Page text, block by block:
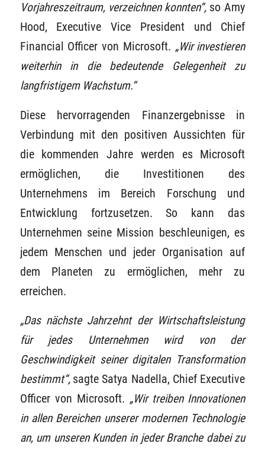
Vorjahreszeitraum, verzeichnen konnten“, so Amy
Hood, Executive Vice President und Chief
Financial Officer von Microsoft. „Wir investieren
weiterhin in die bedeutende Gelegenheit zu
langfristigem Wachstum.“
Diese hervorragenden Finanzergebnisse in
Verbindung mit den positiven Aussichten für
die kommenden Jahre werden es Microsoft
ermöglichen, die Investitionen des
Unternehmens im Bereich Forschung und
Entwicklung fortzusetzen. So kann das
Unternehmen seine Mission beschleunigen, es
jedem Menschen und jeder Organisation auf
dem Planeten zu ermöglichen, mehr zu
erreichen.
„Das nächste Jahrzehnt der Wirtschaftsleistung
für jedes Unternehmen wird von der
Geschwindigkeit seiner digitalen Transformation
bestimmt“, sagte Satya Nadella, Chief Executive
Officer von Microsoft. „Wir treiben Innovationen
in allen Bereichen unserer modernen Technologie
an, um unseren Kunden in jeder Branche dabei zu